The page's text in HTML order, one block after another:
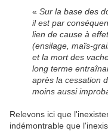
« Sur la base des
il est par
lien de cause à
(ensilage, maïs-
et la mort des
long terme
après la cessation
moins aussi
Relevons ici que
indémontrable que